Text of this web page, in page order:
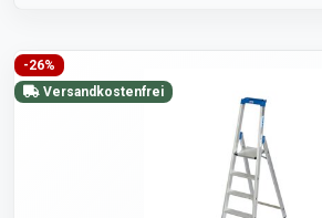
-26%
Versandkostenfrei